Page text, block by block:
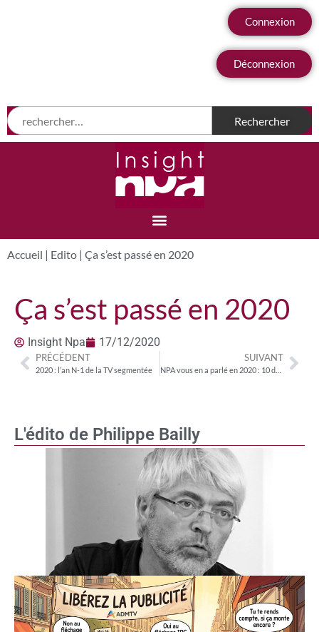
Connexion
Déconnexion
Accueil | Edito | Ça s’est passé en 2020
L'édito de Philippe Bailly
Ça s’est passé en 2020
Insight Npa 17/12/2020
PRÉCÉDENT
2020 : l’an N-1 de la TV segmentée
SUIVANT
NPA vous en a parlé en 2020 : 10 dossiers clés